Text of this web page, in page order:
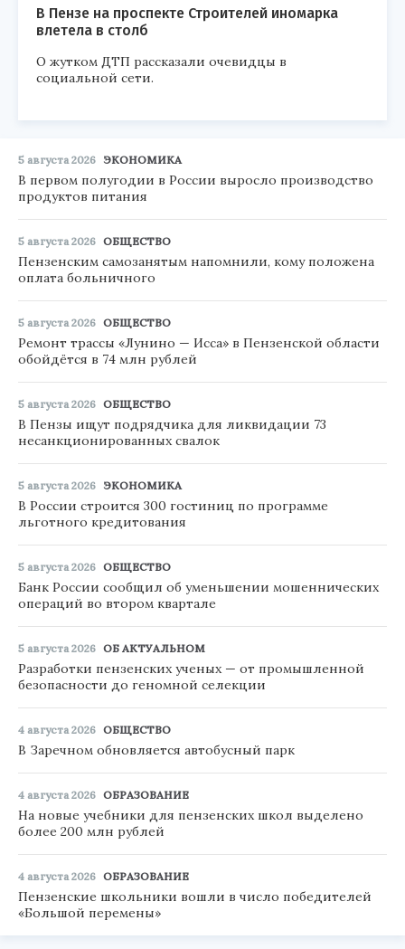
В Пензе на проспекте Строителей иномарка
влетела в столб
О жутком ДТП рассказали очевидцы в
социальной сети.
5 августа 2026 ЭКОНОМИКА
В первом полугодии в России выросло производство
продуктов питания
5 августа 2026 ОБЩЕСТВО
Пензенским самозанятым напомнили, кому положена
оплата больничного
5 августа 2026 ОБЩЕСТВО
Ремонт трассы «Лунино — Исса» в Пензенской области
обойдётся в 74 млн рублей
5 августа 2026 ОБЩЕСТВО
В Пензы ищут подрядчика для ликвидации 73
несанкционированных свалок
5 августа 2026 ЭКОНОМИКА
В России строится 300 гостиниц по программе
льготного кредитования
5 августа 2026 ОБЩЕСТВО
Банк России сообщил об уменьшении мошеннических
операций во втором квартале
5 августа 2026 ОБ АКТУАЛЬНОМ
Разработки пензенских ученых — от промышленной
безопасности до геномной селекции
4 августа 2026 ОБЩЕСТВО
В Заречном обновляется автобусный парк
4 августа 2026 ОБРАЗОВАНИЕ
На новые учебники для пензенских школ выделено
более 200 млн рублей
4 августа 2026 ОБРАЗОВАНИЕ
Пензенские школьники вошли в число победителей
«Большой перемены»